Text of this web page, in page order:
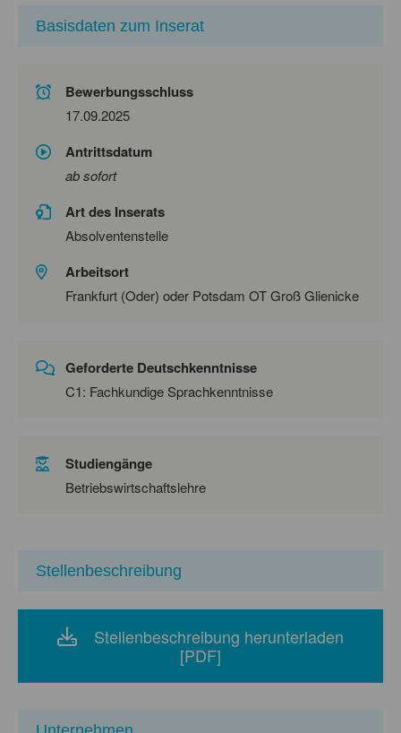
Basisdaten zum Inserat
Bewerbungsschluss
17.09.2025
Antrittsdatum
ab sofort
Art des Inserats
Absolventenstelle
Arbeitsort
Frankfurt (Oder) oder Potsdam OT Groß Glienicke
Geforderte Deutschkenntnisse
C1: Fachkundige Sprachkenntnisse
Studiengänge
Betriebswirtschaftslehre
Stellenbeschreibung
Stellenbeschreibung herunterladen
[PDF]